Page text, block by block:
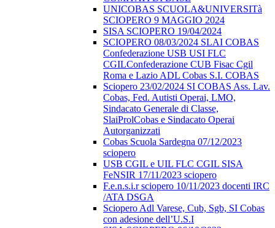
UNICOBAS SCUOLA&UNIVERSITà
SCIOPERO 9 MAGGIO 2024
SISA SCIOPERO 19/04/2024
SCIOPERO 08/03/2024 SLAI COBAS
Confederazione USB USI FLC
CGILConfederazione CUB Fisac Cgil
Roma e Lazio ADL Cobas S.I. COBAS
Sciopero 23/02/2024 SI COBAS Ass. Lav.
Cobas, Fed. Autisti Operai, LMO,
Sindacato Generale di Classe,
SlaiProlCobas e Sindacato Operai
Autorganizzati
Cobas Scuola Sardegna 07/12/2023
sciopero
USB CGIL e UIL FLC CGIL SISA
FeNSIR 17/11/2023 sciopero
F.e.n.s.i.r sciopero 10/11/2023 docenti IRC
/ATA DSGA
Sciopero Adl Varese, Cub, Sgb, SI Cobas
con adesione dell’U.S.I